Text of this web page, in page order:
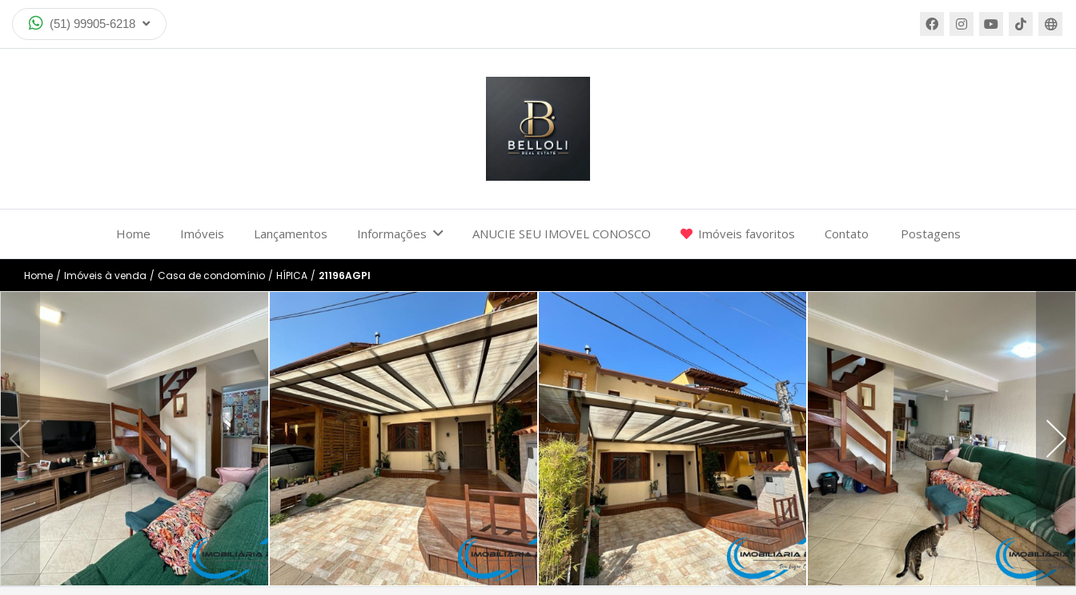
(51) 99905-6218
Home Imóveis Lançamentos Informações ANUCIE SEU IMOVEL CONOSCO Imóveis favoritos Contato Postagens
Home / Imóveis à venda / Casa de condomínio / HÍPICA / 21196AGPI